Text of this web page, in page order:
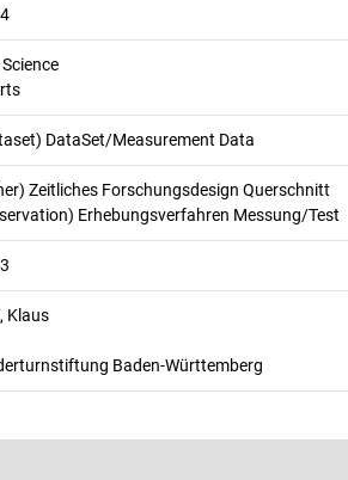
DataSet/Measurement Data
Zeitliches Forschungsdesign Querschnitt
Erhebungsverfahren Messung/Test
Klaus
Baden-Württemberg